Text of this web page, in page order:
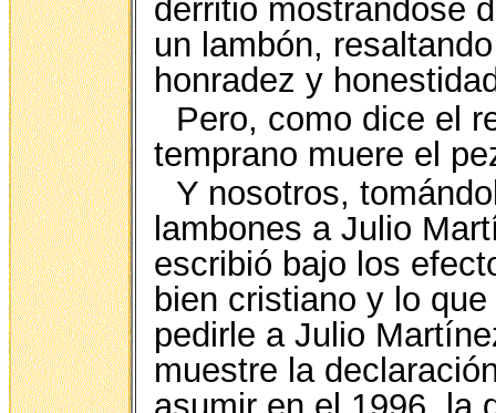
derritió mostrándose
un lambón,
honradez y
Pero, como dice el
temprano muere el
Y nosotros,
lambones a Julio
escribió bajo los
bien cristiano y lo
pedirle a Julio
muestre la